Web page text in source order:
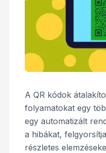
A QR kódok
folyamatokat egy
egy automatizált
a hibákat,
részletes